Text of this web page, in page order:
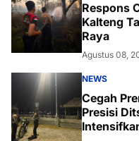
Respons
Kalteng
Raya
Agustus 08,
NEWS
Cegah
Presisi